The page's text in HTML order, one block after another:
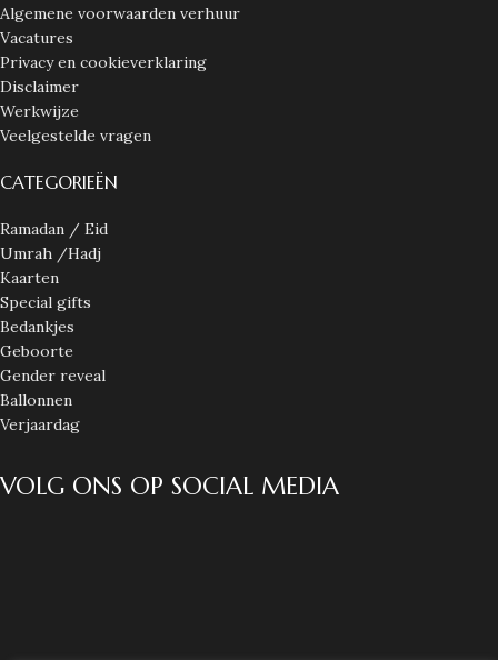
Algemene voorwaarden verhuur
Vacatures
Privacy en cookieverklaring
Disclaimer
Werkwijze
Veelgestelde vragen
CATEGORIEËN
Ramadan / Eid
Umrah /Hadj
Kaarten
Special gifts
Bedankjes
Geboorte
Gender reveal
Ballonnen
Verjaardag
VOLG ONS OP SOCIAL MEDIA